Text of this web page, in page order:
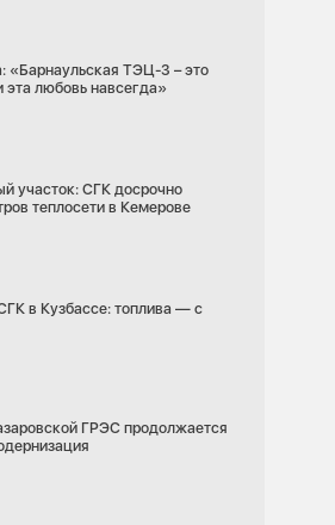
«Барнаульская ТЭЦ-3 – это
эта любовь навсегда»
участок: СГК досрочно
теплосети в Кемерове
в Кузбассе: топлива — с
ГРЭС продолжается